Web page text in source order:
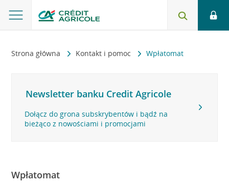
Strona główna Kontakt i pomoc Wpłatomat
Newsletter banku Credit Agricole
Dołącz do grona subskrybentów i bądź na
bieżąco z nowościami i promocjami
Wpłatomat